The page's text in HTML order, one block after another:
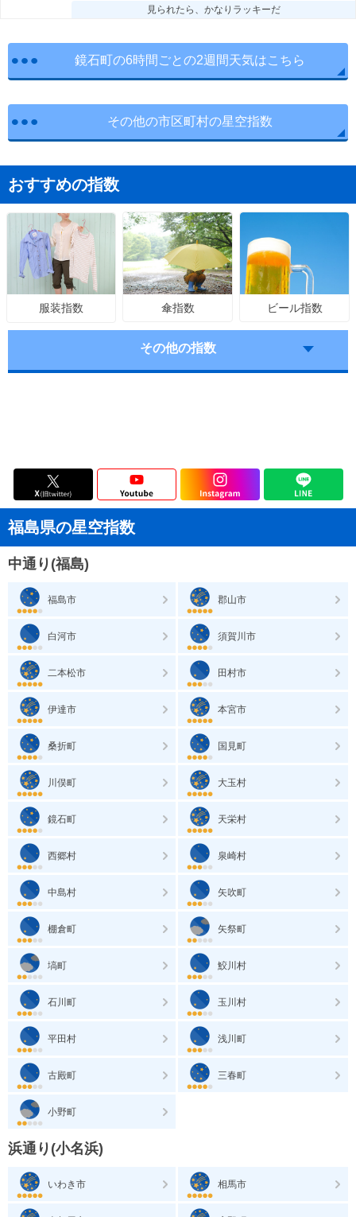
見られたら、かなりラッキーだ
鏡石町の6時間ごとの2週間天気はこちら
その他の市区町村の星空指数
おすすめの指数
服装指数 傘指数 ビール指数
その他の指数
福島県の星空指数
中通り(福島)
福島市 郡山市
白河市 須賀川市
二本松市 田村市
伊達市 本宮市
桑折町 国見町
川俣町 大玉村
鏡石町 天栄村
西郷村 泉崎村
中島村 矢吹町
棚倉町 矢祭町
塙町 鮫川村
石川町 玉川村
平田村 浅川町
古殿町 三春町
小野町
浜通り(小名浜)
いわき市 相馬市